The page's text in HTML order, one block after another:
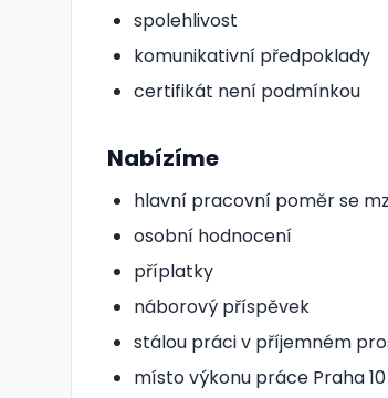
spolehlivost
komunikativní předpoklady
certifikát není podmínkou
Nabízíme
hlavní pracovní poměr se
osobní hodnocení
příplatky
náborový příspěvek
stálou práci v příjemném
místo výkonu práce Praha